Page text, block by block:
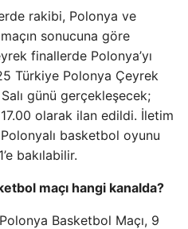
rakibi, Polonya ve
sonucuna göre
finallerde Polonya’yı
Türkiye Polonya Çeyrek
günü gerçekleşecek;
olarak ilan edildi. İletim
basketbol oyunu
bakılabilir.
maçı hangi kanalda?
Basketbol Maçı, 9